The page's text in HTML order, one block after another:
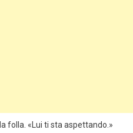
folla. «Lui ti sta aspettando.»